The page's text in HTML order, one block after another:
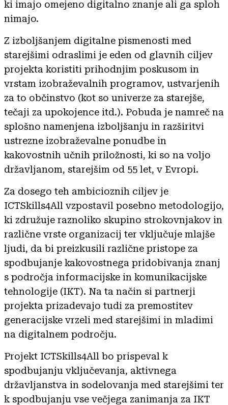
ki imajo omejeno digitalno znanje ali ga sploh
nimajo.
Z izboljšanjem digitalne pismenosti med
starejšimi odraslimi je eden od glavnih ciljev
projekta koristiti prihodnjim poskusom in
vrstam izobraževalnih programov, ustvarjenih
za to občinstvo (kot so univerze za starejše,
tečaji za upokojence itd.). Pobuda je namreč na
splošno namenjena izboljšanju in razširitvi
ustrezne izobraževalne ponudbe in
kakovostnih učnih priložnosti, ki so na voljo
državljanom, starejšim od 55 let, v Evropi.
Za dosego teh ambicioznih ciljev je
ICTSkills4All vzpostavil posebno metodologijo,
ki združuje raznoliko skupino strokovnjakov in
različne vrste organizacij ter vključuje mlajše
ljudi, da bi preizkusili različne pristope za
spodbujanje kakovostnega pridobivanja znanj
s področja informacijske in komunikacijske
tehnologije (IKT). Na ta način si partnerji
projekta prizadevajo tudi za premostitev
generacijske vrzeli med starejšimi in mladimi
na digitalnem področju.
Projekt ICTSkills4All bo prispeval k
spodbujanju vključevanja, aktivnega
državljanstva in sodelovanja med starejšimi ter
k spodbujanju vse večjega zanimanja za IKT